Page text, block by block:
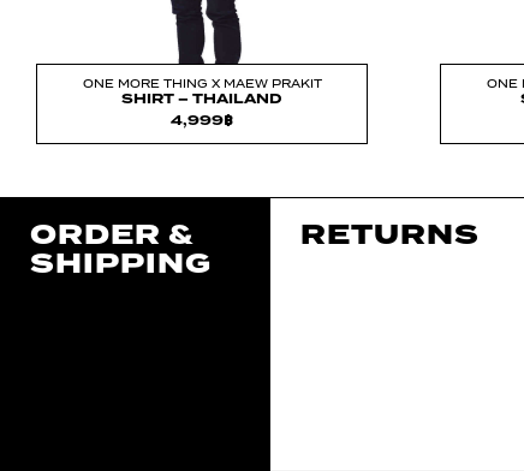
ONE MORE THING X MAEW PRAKIT
SHIRT – THAILAND
4,999฿
ONE
ORDER &
SHIPPING
RETURNS